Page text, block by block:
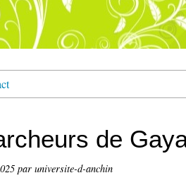
de
par universite-d-anchin